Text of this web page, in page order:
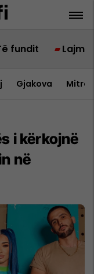
fundit Lajme
Gjakova
i kërkojnë
në